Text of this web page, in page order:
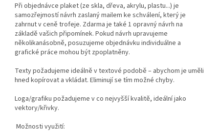
Při objednávce plaket (ze skla, dřeva, akrylu, plastu...) je
samozřejmostí návrh zaslaný mailem ke schválení, který je
zahrnut v ceně trofeje. Zdarma je také 1 opravný návrh na
základě vašich připomínek. Pokud návrh upravujeme
několikanásobně, posuzujeme objednávku individuálne a
grafické práce mohou být zpoplatněny.
Texty požadujeme ideálně v textové podobě – abychom je uměli
hned kopírovat a vkládat. Eliminují se tím možné chyby.
Loga/grafiku požadujeme v co nejvyšší kvalitě, ideální jako
vektory/křivky.
Možnosti využití: